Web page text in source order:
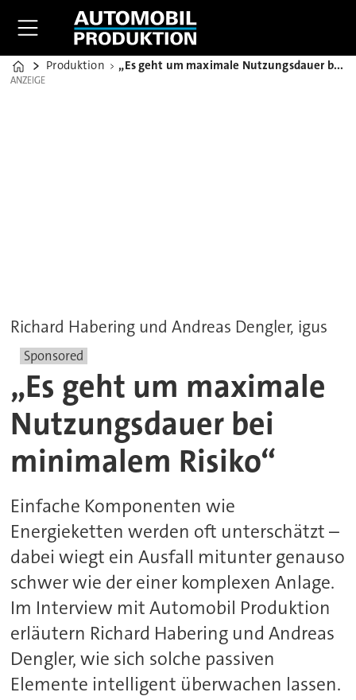
Home
Produktion „Es geht um maximale Nutzungsdauer bei minimalem Risiko“
ANZEIGE
ANZEIGE
Richard Habering und Andreas Dengler, igus
Sponsored
„Es geht um maximale
Nutzungsdauer bei
minimalem Risiko“
Einfache Komponenten wie
Energieketten werden oft unterschätzt –
dabei wiegt ein Ausfall mitunter genauso
schwer wie der einer komplexen Anlage.
Im Interview mit Automobil Produktion
erläutern Richard Habering und Andreas
Dengler, wie sich solche passiven
Elemente intelligent überwachen lassen.